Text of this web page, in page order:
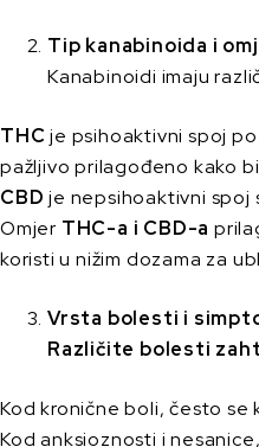
Tip kanabinoida i
Kanabinoidi imaju
THCje psihoaktivni spoj
pažljivo prilagođeno kako
CBDje nepsihoaktivni spoj
Omjer THC-a i CBD-a
koristi u nižim dozama za
Vrsta bolesti i
Različite bolesti
Kod kronične boli, često se
Kod anksioznosti i